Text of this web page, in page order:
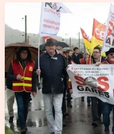
Tracts
des
syndicats
cheminots
normands
aux
usagers
sur
l’ouverture
à
la
concurrence